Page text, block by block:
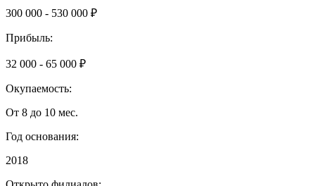
300 000 - 530 000 ₽
Прибыль:
32 000 - 65 000 ₽
Окупаемость:
От 8 до 10 мес.
Год основания:
2018